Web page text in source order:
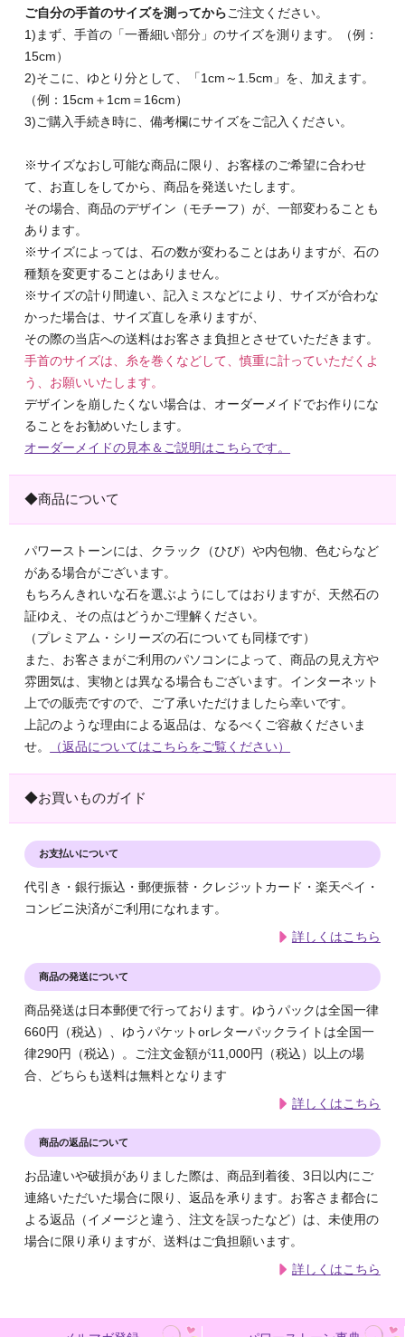
ご自分の手首のサイズを測ってからご注文ください。
1)まず、手首の「一番細い部分」のサイズを測ります。（例：
15cm）
2)そこに、ゆとり分として、「1cm～1.5cm」を、加えます。
（例：15cm＋1cm＝16cm）
3)ご購入手続き時に、備考欄にサイズをご記入ください。
※サイズなおし可能な商品に限り、お客様のご希望に合わせ
て、お直しをしてから、商品を発送いたします。
その場合、商品のデザイン（モチーフ）が、一部変わることも
あります。
※サイズによっては、石の数が変わることはありますが、石の
種類を変更することはありません。
※サイズの計り間違い、記入ミスなどにより、サイズが合わな
かった場合は、サイズ直しを承りますが、
その際の当店への送料はお客さま負担とさせていただきます。
手首のサイズは、糸を巻くなどして、慎重に計っていただくよ
う、お願いいたします。
デザインを崩したくない場合は、オーダーメイドでお作りにな
ることをお勧めいたします。
オーダーメイドの見本＆ご説明はこちらです。
◆商品について
パワーストーンには、クラック（ひび）や内包物、色むらなど
がある場合がございます。
もちろんきれいな石を選ぶようにしてはおりますが、天然石の
証ゆえ、その点はどうかご理解ください。
（プレミアム・シリーズの石についても同様です）
また、お客さまがご利用のパソコンによって、商品の見え方や
雰囲気は、実物とは異なる場合もございます。インターネット
上での販売ですので、ご了承いただけましたら幸いです。
上記のような理由による返品は、なるべくご容赦くださいま
せ。
（返品についてはこちらをご覧ください）
◆お買いものガイド
お支払いについて
代引き・銀行振込・郵便振替・クレジットカード・楽天ペイ・
コンビニ決済がご利用になれます。
詳しくはこちら
商品の発送について
商品発送は日本郵便で行っております。ゆうパックは全国一律
660円（税込）、ゆうパケットorレターパックライトは全国一
律290円（税込）。ご注文金額が11,000円（税込）以上の場
合、どちらも送料は無料となります
詳しくはこちら
商品の返品について
お品違いや破損がありました際は、商品到着後、3日以内にご
連絡いただいた場合に限り、返品を承ります。お客さま都合に
よる返品（イメージと違う、注文を誤ったなど）は、未使用の
場合に限り承りますが、送料はご負担願います。
詳しくはこちら